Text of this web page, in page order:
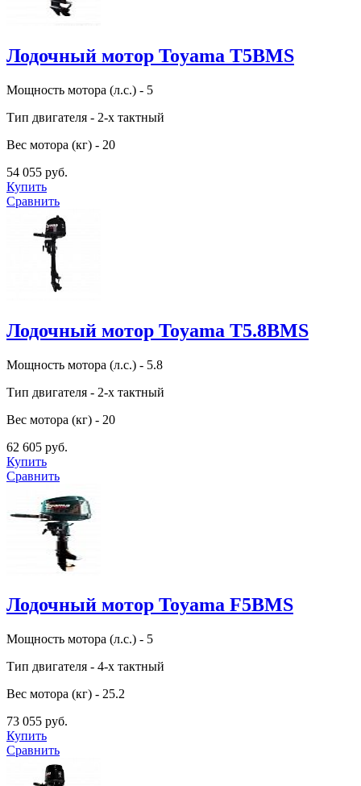
Лодочный мотор Toyama T5BMS
Мощность мотора (л.с.) - 5
Тип двигателя - 2-х тактный
Вес мотора (кг) - 20
54 055 руб.
Купить
Сравнить
Лодочный мотор Toyama T5.8BMS
Мощность мотора (л.с.) - 5.8
Тип двигателя - 2-х тактный
Вес мотора (кг) - 20
62 605 руб.
Купить
Сравнить
Лодочный мотор Toyama F5BMS
Мощность мотора (л.с.) - 5
Тип двигателя - 4-х тактный
Вес мотора (кг) - 25.2
73 055 руб.
Купить
Сравнить